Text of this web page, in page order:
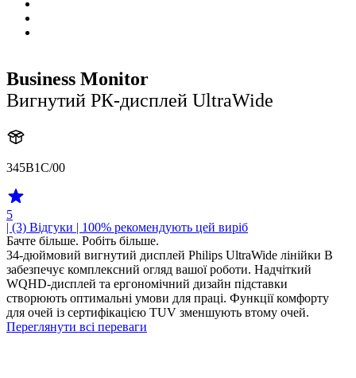
Business Monitor
Вигнутий РК-дисплей UltraWide
345B1C/00
5
| (3) Відгуки | 100% рекомендують цей виріб
Бачте більше. Робіть більше.
34-дюймовий вигнутий дисплей Philips UltraWide лінійки B
забезпечує комплексний огляд вашої роботи. Надчіткий
WQHD-дисплей та ергономічний дизайн підставки
створюють оптимальні умови для праці. Функції комфорту
для очей із сертифікацією TUV зменшують втому очей.
Переглянути всі переваги